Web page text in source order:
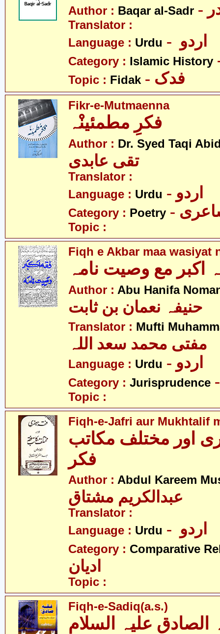
Author : Baqar al-Sadr
Translator :
Language : Urdu
Category : Islamic History
Topic : Fidak - فدک
Fikr-e-Mutmaenna
فکرِ مطمئینْہ
Author : Dr. Syed Taqi
تقی عابدی
Translator :
Language : Urdu - اردو
Category : Poetry
Topic :
Fiqh e Akbar maa wasiyat
اکبر مع وصیت نامہ
Author : Abu Hanifa
حنیفہ نعمان بن ثابت
Translator : Mufti
مفتی محمد سعد اللہ
Language : Urdu - اردو
Category : Jurisprudence
Topic :
Fiqh-e-Jafri aur Mukhtalif
اور مختلف مکاتب
Author : Abdul Kareem
عبدالکریم مشتاق
Translator :
Language : Urdu
Category : Comparative
ادیان
Topic :
Fiqh-e-Sadiq(a.s.)
الصادق علیہ السلام